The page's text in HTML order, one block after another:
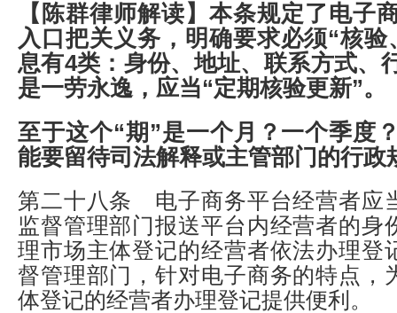
【陈群律师解读】 本条规定了电子
入口把关义务，明确要求必须“核
息有4类：身份、地址、联系方式、
是一劳永逸，应当“定期核验更新”。
至于这个“期”是一个月？一个季度
能要留待司法解释或主管部门的行政
第二十八条 电子商务平台经营者应
监督管理部门报送平台内经营者的身
理市场主体登记的经营者依法办理登
督管理部门，针对电子商务的特点，
体登记的经营者办理登记提供便利。